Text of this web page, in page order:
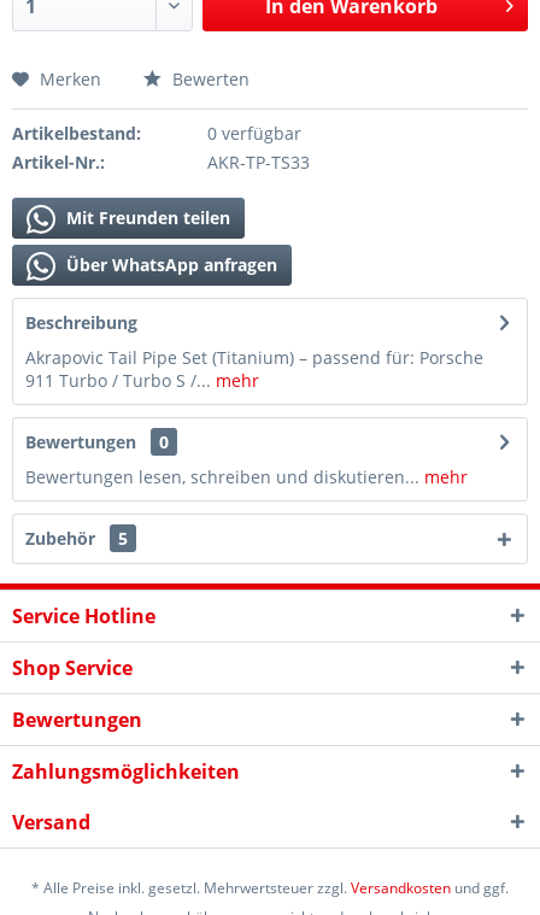
In den Warenkorb
Merken Bewerten
Artikelbestand:
0 verfügbar
Artikel-Nr.:
AKR-TP-TS33
Mit Freunden teilen
Über WhatsApp anfragen
Beschreibung
Akrapovic Tail Pipe Set (Titanium) – passend für: Porsche
911 Turbo / Turbo S /... mehr
Bewertungen
0
Bewertungen lesen, schreiben und diskutieren... mehr
Zubehör 5
Service Hotline
Shop Service
Bewertungen
Zahlungsmöglichkeiten
Versand
* Alle Preise inkl. gesetzl. Mehrwertsteuer zzgl.Versandkosten und ggf.